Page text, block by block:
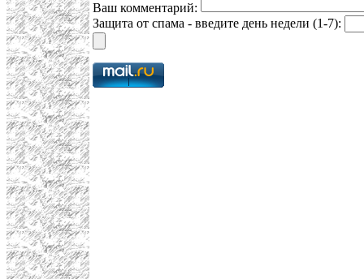
Ваш комментарий:
Защита от спама - введите день недели (1-7):